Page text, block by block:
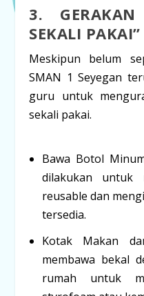
3.
SEKALI PAKAI”
Meskipun belum
SMAN 1 Seyegan
guru untuk
sekali pakai.
Bawa Botol
dilakukan untuk
reusable dan
tersedia.
Kotak Makan
membawa bekal
rumah untuk